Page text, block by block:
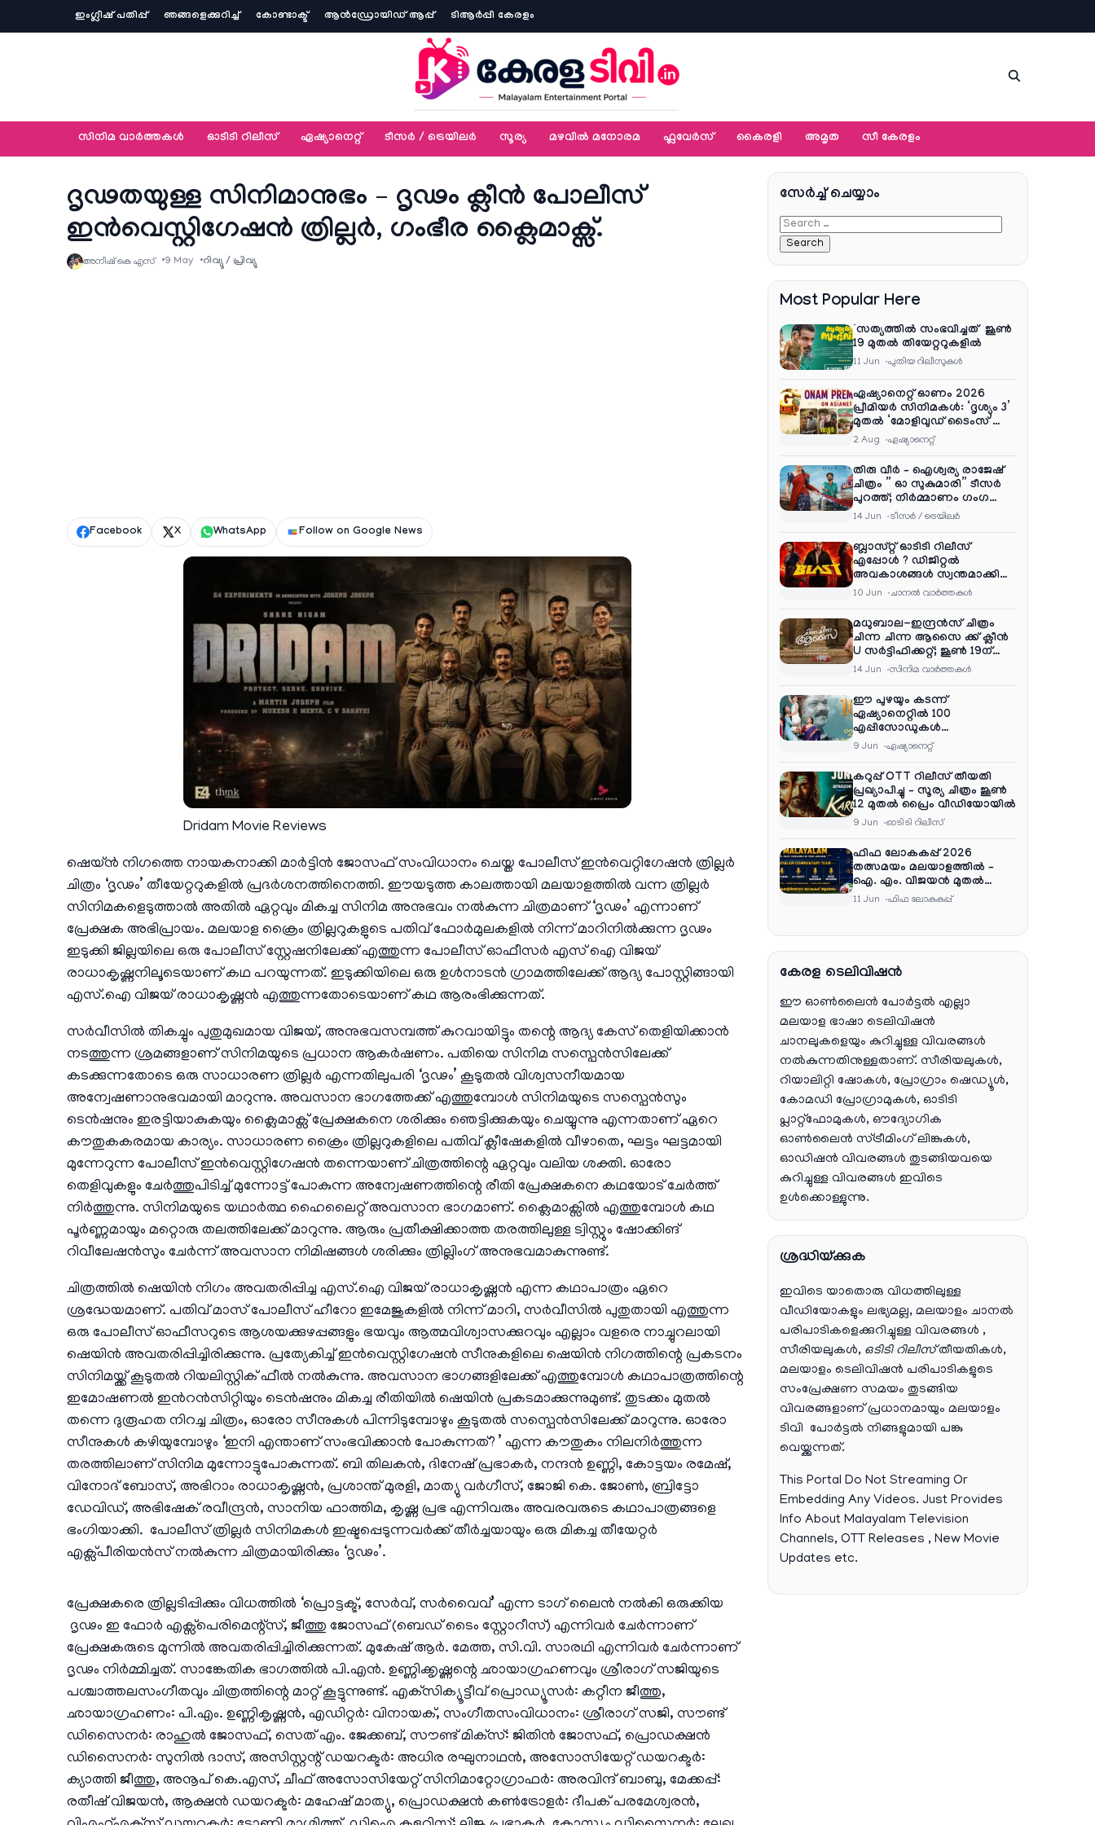
ഇംഗ്ലീഷ് പതിപ്പ് ഞങ്ങളെക്കുറിച്ച്‌ കോണ്ടാക്ട് ആൻഡ്രോയിഡ് ആപ്പ് ടിആര്‍പ്പി കേരളം
സിനിമ വാര്‍ത്തകള്‍ ഓടിടി റിലീസ് ഏഷ്യാനെറ്റ്‌ ടീസര്‍ / ട്രെയിലര്‍ സൂര്യ മഴവിൽ മനോരമ ഫ്ലവേര്‍സ് കൈരളി അമൃത സീ കേരളം
ദൃഢതയുള്ള സിനിമാനുഭം – ദൃഢം ക്ലീൻ പോലീസ്
ഇൻവെസ്റ്റിഗേഷൻ ത്രില്ലർ, ഗംഭീര ക്ലൈമാക്സ്.
അനീഷ്‌ കെ എസ് 9 May റിവ്യൂ / പ്രിവ്യു
Facebook X WhatsApp Follow on Google News
Dridam Movie Reviews
ഷെയ്ൻ നിഗത്തെ നായകനാക്കി മാർട്ടിൻ ജോസഫ് സംവിധാനം ചെയ്ത പോലീസ് ഇൻവെറ്റിഗേഷൻ ത്രില്ലർ
ചിത്രം ‘ദൃഢം’ തീയേറ്ററുകളിൽ പ്രദർശനത്തിനെത്തി. ഈയടുത്ത കാലത്തായി മലയാളത്തിൽ വന്ന ത്രില്ലർ
സിനിമകളെടുത്താൽ അതിൽ ഏറ്റവും മികച്ച സിനിമ അനുഭവം നൽകുന്ന ചിത്രമാണ് ‘ദൃഢം’ എന്നാണ്
പ്രേക്ഷക അഭിപ്രായം. മലയാള ക്രൈം ത്രില്ലറുകളുടെ പതിവ് ഫോർമുലകളിൽ നിന്ന് മാറിനിൽക്കുന്ന ദൃഢം
ഇടുക്കി ജില്ലയിലെ ഒരു പോലീസ് സ്റ്റേഷനിലേക്ക് എത്തുന്ന പോലീസ് ഓഫീസർ എസ്‌ ഐ വിജയ്
രാധാകൃഷ്ണനിലൂടെയാണ് കഥ പറയുന്നത്. ഇടുക്കിയിലെ ഒരു ഉൾനാടൻ ഗ്രാമത്തിലേക്ക് ആദ്യ പോസ്റ്റിങ്ങായി
എസ്‌.ഐ വിജയ് രാധാകൃഷ്ണൻ എത്തുന്നതോടെയാണ് കഥ ആരംഭിക്കുന്നത്.
സർവീസിൽ തികച്ചും പുതുമുഖമായ വിജയ്, അനുഭവസമ്പത്ത് കുറവായിട്ടും തന്റെ ആദ്യ കേസ് തെളിയിക്കാൻ
നടത്തുന്ന ശ്രമങ്ങളാണ് സിനിമയുടെ പ്രധാന ആകർഷണം. പതിയെ സിനിമ സസ്പെൻസിലേക്ക്
കടക്കുന്നതോടെ ഒരു സാധാരണ ത്രില്ലർ എന്നതിലുപരി ‘ദൃഢം’ കൂടുതൽ വിശ്വസനീയമായ
അന്വേഷണാനുഭവമായി മാറുന്നു. അവസാന ഭാഗത്തേക്ക് എത്തുമ്പോൾ സിനിമയുടെ സസ്പെൻസും
ടെൻഷനും ഇരട്ടിയാകുകയും ക്ലൈമാക്സ് പ്രേക്ഷകനെ ശരിക്കും ഞെട്ടിക്കുകയും ചെയ്യുന്നു എന്നതാണ് ഏറെ
കൗതുകകരമായ കാര്യം. സാധാരണ ക്രൈം ത്രില്ലറുകളിലെ പതിവ് ക്ലീഷേകളിൽ വീഴാതെ, ഘട്ടം ഘട്ടമായി
മുന്നേറുന്ന പോലീസ് ഇൻവെസ്റ്റിഗേഷൻ തന്നെയാണ് ചിത്രത്തിന്റെ ഏറ്റവും വലിയ ശക്തി. ഓരോ
തെളിവുകളും ചേർത്തുപിടിച്ച് മുന്നോട്ട് പോകുന്ന അന്വേഷണത്തിന്റെ രീതി പ്രേക്ഷകനെ കഥയോട് ചേർത്ത്
നിർത്തുന്നു. സിനിമയുടെ യഥാർത്ഥ ഹൈലൈറ്റ് അവസാന ഭാഗമാണ്. ക്ലൈമാക്സിൽ എത്തുമ്പോൾ കഥ
പൂർണ്ണമായും മറ്റൊരു തലത്തിലേക്ക് മാറുന്നു. ആരും പ്രതീക്ഷിക്കാത്ത തരത്തിലുള്ള ട്വിസ്റ്റും ഷോക്കിങ്
റിവീലേഷൻസും ചേർന്ന് അവസാന നിമിഷങ്ങൾ ശരിക്കും ത്രില്ലിംഗ് അനുഭവമാകുന്നുണ്ട്.
ചിത്രത്തിൽ ഷെയിൻ നിഗം അവതരിപ്പിച്ച എസ്‌.ഐ വിജയ് രാധാകൃഷ്ണൻ എന്ന കഥാപാത്രം ഏറെ
ശ്രദ്ധേയമാണ്. പതിവ് മാസ് പോലീസ് ഹീറോ ഇമേജുകളിൽ നിന്ന് മാറി, സർവീസിൽ പുതുതായി എത്തുന്ന
ഒരു പോലീസ് ഓഫീസറുടെ ആശയക്കുഴപ്പങ്ങളും ഭയവും ആത്മവിശ്വാസക്കുറവും എല്ലാം വളരെ നാച്ചുറലായി
ഷെയിൻ അവതരിപ്പിച്ചിരിക്കുന്നു. പ്രത്യേകിച്ച് ഇൻവെസ്റ്റിഗേഷൻ സീനുകളിലെ ഷെയിൻ നിഗത്തിന്റെ പ്രകടനം
സിനിമയ്ക്ക് കൂടുതൽ റിയലിസ്റ്റിക് ഫീൽ നൽകുന്നു. അവസാന ഭാഗങ്ങളിലേക്ക് എത്തുമ്പോൾ കഥാപാത്രത്തിന്റെ
ഇമോഷണൽ ഇൻറൻസിറ്റിയും ടെൻഷനും മികച്ച രീതിയിൽ ഷെയിൻ പ്രകടമാക്കുന്നുമുണ്ട്. തുടക്കം മുതൽ
തന്നെ ദുരൂഹത നിറച്ച ചിത്രം, ഓരോ സീനുകൾ പിന്നിടുമ്പോഴും കൂടുതൽ സസ്പെൻസിലേക്ക് മാറുന്നു. ഓരോ
സീനുകൾ കഴിയുമ്പോഴും ‘ഇനി എന്താണ് സംഭവിക്കാൻ പോകുന്നത്? ’ എന്ന കൗതുകം നിലനിർത്തുന്ന
തരത്തിലാണ് സിനിമ മുന്നോട്ടുപോകുന്നത്. ബി തിലകൻ, ദിനേഷ് പ്രഭാകർ, നന്ദൻ ഉണ്ണി, കോട്ടയം രമേഷ്,
വിനോദ് ബോസ്, അഭിറാം രാധാകൃഷ്ണൻ, പ്രശാന്ത് മുരളി, മാത്യു വർഗീസ്, ജോജി കെ. ജോൺ, ബ്രിട്ടോ
ഡേവിഡ്, അഭിഷേക് രവീന്ദ്രൻ, സാനിയ ഫാത്തിമ, കൃഷ്ണ പ്രഭ എന്നിവരും അവരവരുടെ കഥാപാത്രങ്ങളെ
ഭംഗിയാക്കി. പോലീസ് ത്രില്ലർ സിനിമകൾ ഇഷ്ടപ്പെടുന്നവർക്ക് തീർച്ചയായും ഒരു മികച്ച തീയേറ്റർ
എക്സ്പീരിയൻസ് നൽകുന്ന ചിത്രമായിരിക്കും ‘ദൃഢം’.
പ്രേക്ഷകരെ ത്രില്ലടിപ്പിക്കും വിധത്തിൽ ‘പ്രൊട്ടക്ട്, സേർവ്, സർവൈവ്’ എന്ന ടാഗ് ലൈൻ നൽകി ഒരുക്കിയ
ദൃഢം ഇ ഫോർ എക്സ്പെരിമെന്റ്സ്, ജീത്തു ജോസഫ് (ബെഡ് ടൈം സ്റ്റോറീസ്) എന്നിവർ ചേർന്നാണ്
പ്രേക്ഷകരുടെ മുന്നിൽ അവതരിപ്പിച്ചിരിക്കുന്നത്. മുകേഷ് ആർ. മേത്ത, സി.വി. സാരഥി എന്നിവർ ചേർന്നാണ്
ദൃഢം നിർമ്മിച്ചത്. സാങ്കേതിക ഭാഗത്തിൽ പി.എൻ. ഉണ്ണിക്കൃഷ്ണന്റെ ഛായാഗ്രഹണവും ശ്രീരാഗ് സജിയുടെ
പശ്ചാത്തലസംഗീതവും ചിത്രത്തിന്റെ മാറ്റ് കൂട്ടുന്നുണ്ട്. എക്‌സിക്യൂട്ടീവ് പ്രൊഡ്യൂസർ: കറ്റീന ജീത്തു,
ഛായാഗ്രഹണം: പി.എം. ഉണ്ണികൃഷ്ണൻ, എഡിറ്റർ: വിനായക്, സംഗീതസംവിധാനം: ശ്രീരാഗ് സജി, സൗണ്ട്
ഡിസൈനർ: രാഹുൽ ജോസഫ്, സെത് എം. ജേക്കബ്, സൗണ്ട് മിക്‌സ്: ജിതിൻ ജോസഫ്, പ്രൊഡക്ഷൻ
ഡിസൈനർ: സുനിൽ ദാസ്, അസിസ്റ്റന്റ് ഡയറക്ടർ: അധിര രഘുനാഥൻ, അസോസിയേറ്റ് ഡയറക്ടർ:
ക്യാത്തി ജീത്തു, അനൂപ് കെ.എസ്, ചീഫ് അസോസിയേറ്റ് സിനിമാറ്റോഗ്രാഫർ: അരവിന്ദ് ബാബു, മേക്കപ്പ്:
രതീഷ് വിജയൻ, ആക്ഷൻ ഡയറക്ടർ: മഹേഷ് മാത്യു, പ്രൊഡക്ഷൻ കൺട്രോളർ: ദീപക് പരമേശ്വരൻ,
സേര്‍ച്ച്‌ ചെയ്യാം
Most Popular Here
‘സത്യത്തിൽ സംഭവിച്ചത്’ ജൂൺ
19 മുതൽ തിയേറ്ററുകളിൽ
11 Jun പുതിയ റിലീസുകള്‍
ഏഷ്യാനെറ്റ് ഓണം 2026
പ്രീമിയർ സിനിമകൾ: ‘ദൃശ്യം 3’
മുതൽ ‘മോളിവുഡ് ടൈംസ്’
വരെ ആഘോഷ വിരുന്ന്
2 Aug ഏഷ്യാനെറ്റ്‌
തിരു വീർ – ഐശ്വര്യ രാജേഷ്
ചിത്രം ” ഓ സുകുമാരി” ടീസർ
പുറത്ത്; നിർമ്മാണം ഗംഗ
എന്റർടൈൻമെന്റ്‌സ്
14 Jun ടീസര്‍ / ട്രെയിലര്‍
ബ്ലാസ്റ്റ് ഓടിടി റിലീസ്
എപ്പോൾ ? ഡിജിറ്റൽ
അവകാശങ്ങൾ സ്വന്തമാക്കി
നെറ്റ്ഫ്ലിക്സ്
10 Jun ചാനല്‍ വാര്‍ത്തകള്‍
മധുബാല-ഇന്ദ്രൻസ് ചിത്രം
ചിന്ന ചിന്ന ആസൈ ക്ക് ക്ലീൻ
U സർട്ടിഫിക്കറ്റ്; ജൂൺ 19ന്
ആഗോള റിലീസ്
14 Jun സിനിമ വാര്‍ത്തകള്‍
ഈ പുഴയും കടന്ന്
ഏഷ്യാനെറ്റിൽ 100
എപ്പിസോഡുകൾ
പൂർത്തിയാക്കി , സംപ്രേഷണം
രാത്രി 9:30 ന്
9 Jun ഏഷ്യാനെറ്റ്‌
കറുപ്പ് OTT റിലീസ് തീയതി
പ്രഖ്യാപിച്ചു – സൂര്യ ചിത്രം ജൂൺ
12 മുതൽ പ്രൈം വീഡിയോയിൽ
9 Jun ഓടിടി റിലീസ്
ഫിഫ ലോകകപ്പ് 2026
തത്സമയം മലയാളത്തിൽ –
ഐ. എം. വിജയൻ മുതൽ
ഷൈജു ദാമോദരൻ വരെ
11 Jun ഫിഫ ലോകകപ്പ്
കേരള ടെലിവിഷൻ
ഈ ഓൺലൈൻ പോർട്ടൽ എല്ലാ
മലയാള ഭാഷാ ടെലിവിഷൻ
ചാനലുകളെയും കുറിച്ചുള്ള വിവരങ്ങൾ
നൽകുന്നതിനുള്ളതാണ്. സീരിയലുകൾ,
റിയാലിറ്റി ഷോകൾ, പ്രോഗ്രാം ഷെഡ്യൂൾ,
കോമഡി പ്രോഗ്രാമുകൾ, ഓടിടി
പ്ലാറ്റ്‌ഫോമുകൾ, ഔദ്യോഗിക
ഓൺലൈൻ സ്ട്രീമിംഗ് ലിങ്കുകൾ,
ഓഡിഷൻ വിവരങ്ങൾ തുടങ്ങിയവയെ
കുറിച്ചുള്ള വിവരങ്ങൾ ഇവിടെ
ഉൾക്കൊള്ളുന്നു.
ശ്രദ്ധിയ്ക്കുക
ഇവിടെ യാതൊരു വിധത്തിലുള്ള
വീഡിയോകളും ലഭ്യമല്ല, മലയാളം ചാനല്‍
പരിപാടികളെക്കുറിച്ചുള്ള വിവരങ്ങള്‍ ,
സീരിയലുകള്‍, ഒടിടി റിലീസ്തീയതികള്‍,
മലയാളം ടെലിവിഷന്‍ പരിപാടികളുടെ
സംപ്രേക്ഷണ സമയം തുടങ്ങിയ
വിവരങ്ങളാണ് പ്രധാനമായും മലയാളം
ടിവി പോര്‍ട്ടല്‍ നിങ്ങളുമായി പങ്കു
വെയ്ക്കുന്നത്.
This Portal Do Not Streaming Or
Embedding Any Videos. Just Provides
Info About Malayalam Television
Channels, OTT Releases , New Movie
Updates etc.